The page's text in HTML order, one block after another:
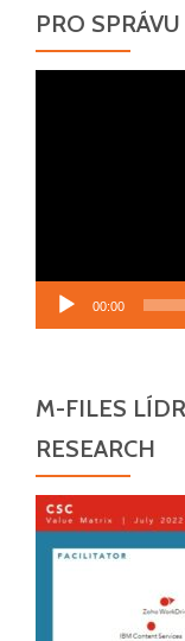
PRO
00:00
M-FILES
RESEARCH